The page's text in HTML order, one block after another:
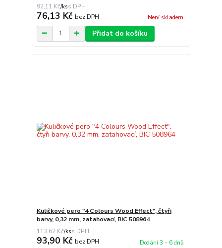
92,11 Kč/ks
76,13 Kč bez DPH Není skladem
Přidat do košíku
Kuličkové pero "4 Colours Wood Effect", čtyři
barvy, 0,32 mm, zatahovací, BIC 508964
113,62 Kč/ks
93,90 Kč bez DPH Dodání 3 – 6 dnů